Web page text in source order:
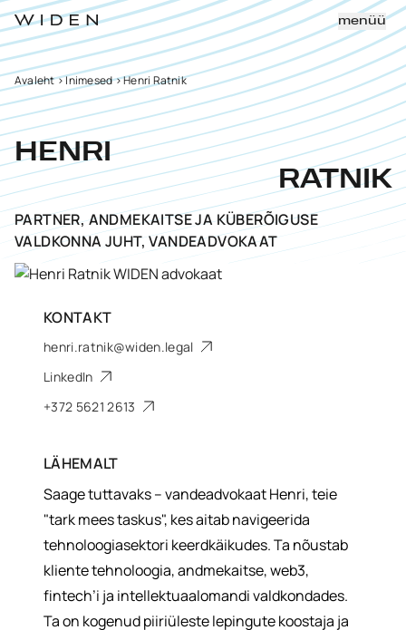
menüü
Avaleht>Inimesed>Henri Ratnik
HENRI
RATNIK
PARTNER, ANDMEKAITSE JA KÜBERÕIGUSE
VALDKONNA JUHT, VANDEADVOKAAT
KONTAKT
henri.ratnik@widen.legal
LinkedIn
+372 5621 2613
LÄHEMALT
Saage tuttavaks – vandeadvokaat Henri, teie
"tark mees taskus", kes aitab navigeerida
tehnoloogiasektori keerdkäikudes. Ta nõustab
kliente tehnoloogia, andmekaitse, web3,
fintech’i ja intellektuaalomandi valdkondades.
Ta on kogenud piiriüleste lepingute koostaja ja